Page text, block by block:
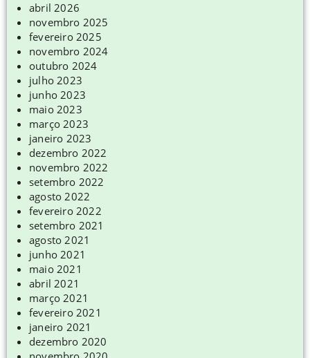
abril 2026
novembro 2025
fevereiro 2025
novembro 2024
outubro 2024
julho 2023
junho 2023
maio 2023
março 2023
janeiro 2023
dezembro 2022
novembro 2022
setembro 2022
agosto 2022
fevereiro 2022
setembro 2021
agosto 2021
junho 2021
maio 2021
abril 2021
março 2021
fevereiro 2021
janeiro 2021
dezembro 2020